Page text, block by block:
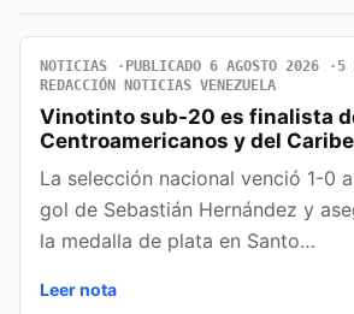
NOTICIAS PUBLICADO 6 AGOSTO 2026
5
REDACCIÓN NOTICIAS VENEZUELA
Vinotinto sub-20 es finalista
Centroamericanos y del
La selección nacional venció 1-0
gol de Sebastián Hernández y
la medalla de plata en Santo…
Leer nota